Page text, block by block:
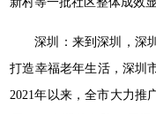
深圳：来到深圳，深
打造幸福老年生活，深圳
2021年以来，全市大力推